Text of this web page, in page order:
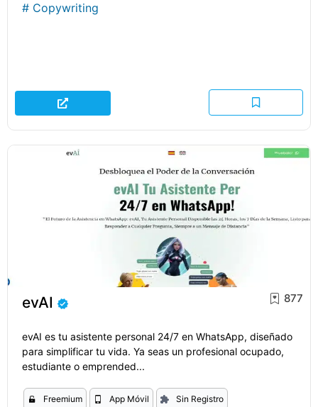
# Copywriting
evAI 877
evAI es tu asistente personal 24/7 en WhatsApp, diseñado
para simplificar tu vida. Ya seas un profesional ocupado,
estudiante o emprended...
Freemium App Móvil Sin Registro